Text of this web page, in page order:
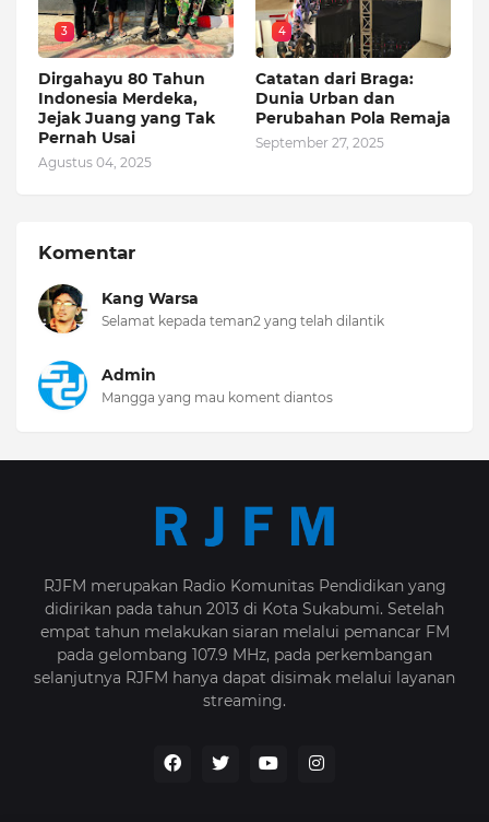
3
Dirgahayu 80 Tahun
Indonesia Merdeka,
Jejak Juang yang Tak
Pernah Usai
Agustus 04, 2025
4
Catatan dari Braga:
Dunia Urban dan
Perubahan Pola Remaja
September 27, 2025
Komentar
Kang Warsa
Selamat kepada teman2 yang telah dilantik
Admin
Mangga yang mau koment diantos
RJFM merupakan Radio Komunitas Pendidikan yang
didirikan pada tahun 2013 di Kota Sukabumi. Setelah
empat tahun melakukan siaran melalui pemancar FM
pada gelombang 107.9 MHz, pada perkembangan
selanjutnya RJFM hanya dapat disimak melalui layanan
streaming.